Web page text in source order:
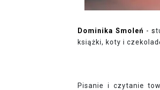
Dominika Smoleń - s
książki, koty i
Pisanie i czytanie